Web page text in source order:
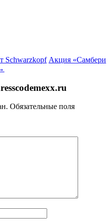
Schwarzkopf Акция «Самбери
Обязательные поля